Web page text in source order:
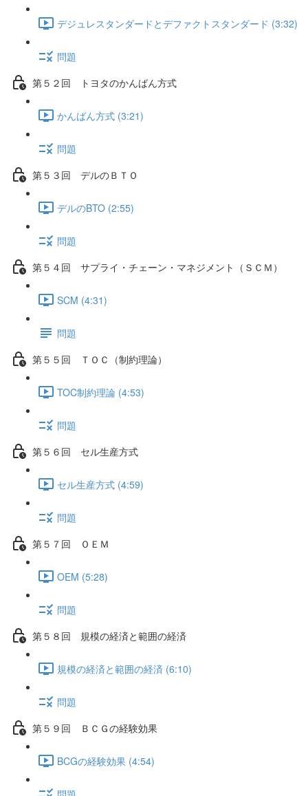
デジュレスタンダードとデファクトスタンダード (3:32)
問題
第５２回 トヨタのかんばん方式
かんばん方式 (3:21)
問題
第５３回 デルのＢＴＯ
デルのBTO (2:55)
問題
第５４回 サプライ・チェーン・マネジメント（ＳＣＭ）
SCM (4:31)
問題
第５５回 ＴＯＣ（制約理論）
TOC制約理論 (4:53)
問題
第５６回 セル生産方式
セル生産方式 (4:59)
問題
第５７回 ＯＥＭ
OEM (5:28)
問題
第５８回 規模の経済と範囲の経済
規模の経済と範囲の経済 (6:10)
問題
第５９回 ＢＣＧの経験効果
BCGの経験効果 (4:54)